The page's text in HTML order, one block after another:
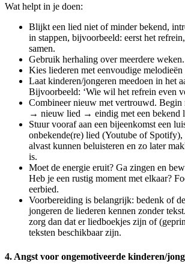
Wat helpt in je doen:
Blijkt een lied niet of minder bekend,
in stappen, bijvoorbeeld: eerst het
samen.
Gebruik herhaling over meerdere weken.
Kies liederen met eenvoudige
Laat kinderen/jongeren meedoen in het
Bijvoorbeeld: ‘Wie wil het refrein even
Combineer nieuw met vertrouwd. Begin
→ nieuw lied → eindig met een bekend
Stuur vooraf aan een bijeenkomst een
onbekende(re) lied (Youtube of Spotify),
alvast kunnen beluisteren en zo later
is.
Moet de energie eruit? Ga zingen en
Heb je een rustig moment met elkaar?
eerbied.
Voorbereiding is belangrijk: bedenk of
jongeren de liederen kennen zonder
zorg dan dat er liedboekjes zijn of
teksten beschikbaar zijn.
4. Angst voor ongemotiveerde kinderen/